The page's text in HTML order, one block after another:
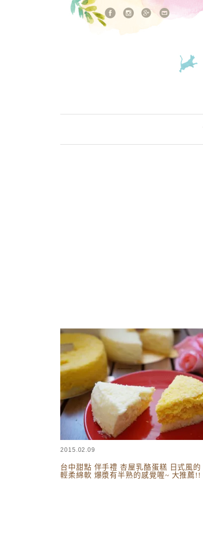
站內搜尋
2015.02.09
台中甜點 伴手禮 杏屋乳酪蛋糕 日式風的
輕柔綿軟 爆漿有半熟的感覺喔~ 大推薦!!